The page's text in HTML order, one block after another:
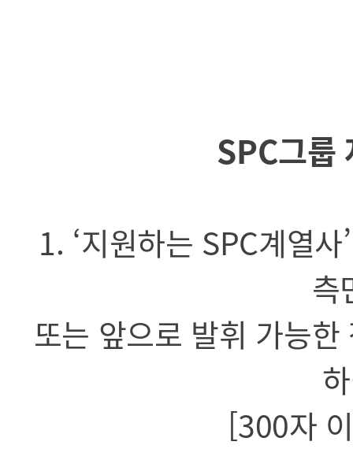
SPC그룹
1. ‘지원하는 SPC계열
측
또는 앞으로 발휘 가능
[300자